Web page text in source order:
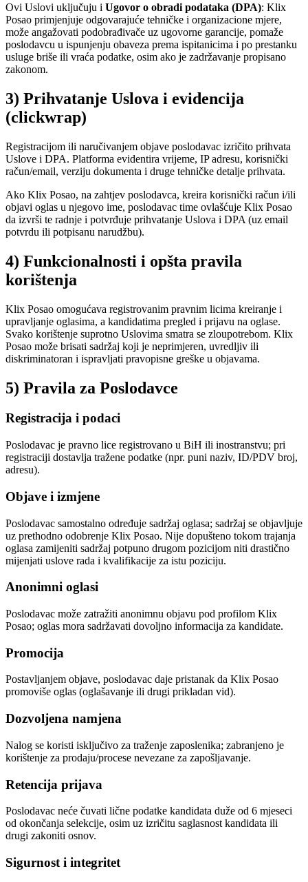
Ovi Uslovi uključuju i Ugovor o obradi podataka (DPA): Klix
Posao primjenjuje odgovarajuće tehničke i organizacione mjere,
može angažovati podobrađivače uz ugovorne garancije, pomaže
poslodavcu u ispunjenju obaveza prema ispitanicima i po prestanku
usluge briše ili vraća podatke, osim ako je zadržavanje propisano
zakonom.
3) Prihvatanje Uslova i evidencija
(clickwrap)
Registracijom ili naručivanjem objave poslodavac izričito prihvata
Uslove i DPA. Platforma evidentira vrijeme, IP adresu, korisnički
račun/email, verziju dokumenta i druge tehničke detalje prihvata.
Ako Klix Posao, na zahtjev poslodavca, kreira korisnički račun i/ili
objavi oglas u njegovo ime, poslodavac time ovlašćuje Klix Posao
da izvrši te radnje i potvrđuje prihvatanje Uslova i DPA (uz email
potvrdu ili potpisanu narudžbu).
4) Funkcionalnosti i opšta pravila
korištenja
Klix Posao omogućava registrovanim pravnim licima kreiranje i
upravljanje oglasima, a kandidatima pregled i prijavu na oglase.
Svako korištenje suprotno Uslovima smatra se zloupotrebom. Klix
Posao može brisati sadržaj koji je neprimjeren, uvredljiv ili
diskriminatoran i ispravljati pravopisne greške u objavama.
5) Pravila za Poslodavce
Registracija i podaci
Poslodavac je pravno lice registrovano u BiH ili inostranstvu; pri
registraciji dostavlja tražene podatke (npr. puni naziv, ID/PDV broj,
adresu).
Objave i izmjene
Poslodavac samostalno određuje sadržaj oglasa; sadržaj se objavljuje
uz prethodno odobrenje Klix Posao. Nije dopušteno tokom trajanja
oglasa zamijeniti sadržaj potpuno drugom pozicijom niti drastično
mijenjati uslove rada i kvalifikacije za istu poziciju.
Anonimni oglasi
Poslodavac može zatražiti anonimnu objavu pod profilom Klix
Posao; oglas mora sadržavati dovoljno informacija za kandidate.
Promocija
Postavljanjem objave, poslodavac daje pristanak da Klix Posao
promoviše oglas (oglašavanje ili drugi prikladan vid).
Dozvoljena namjena
Nalog se koristi isključivo za traženje zaposlenika; zabranjeno je
korištenje za prodaju/procese nevezane za zapošljavanje.
Retencija prijava
Poslodavac neće čuvati lične podatke kandidata duže od 6 mjeseci
od okončanja selekcije, osim uz izričitu saglasnost kandidata ili
drugi zakoniti osnov.
Sigurnost i integritet